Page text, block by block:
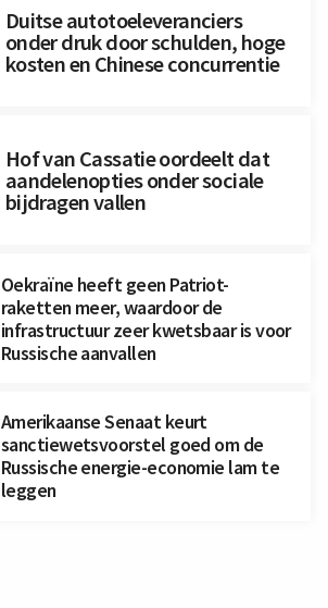
Duitse autotoeleveranciers
onder druk door schulden, hoge
kosten en Chinese concurrentie
Hof van Cassatie oordeelt dat
aandelenopties onder sociale
bijdragen vallen
Oekraïne heeft geen Patriot-
raketten meer, waardoor de
infrastructuur zeer kwetsbaar is voor
Russische aanvallen
Amerikaanse Senaat keurt
sanctiewetsvoorstel goed om de
Russische energie-economie lam te
leggen